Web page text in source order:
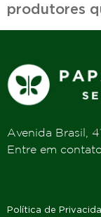
produtores
Avenida Brasil,
Entre em
Política de